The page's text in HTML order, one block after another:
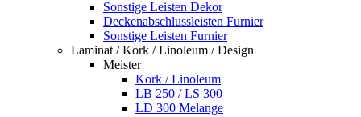
Sonstige Leisten Dekor
Deckenabschlussleisten Furnier
Sonstige Leisten Furnier
Laminat / Kork / Linoleum / Design
Meister
Kork / Linoleum
LB 250 / LS 300
LD 300 Melange